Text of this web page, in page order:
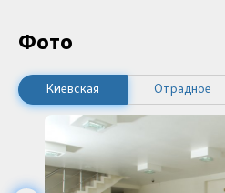
Фото
Киевская Отрадное